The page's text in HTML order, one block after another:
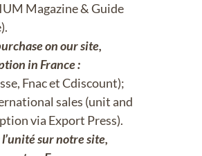
Magazine & Guide
on our site,
in France :
Fnac et Cdiscount);
sales (unit and
via Export Press).
sur notre site,